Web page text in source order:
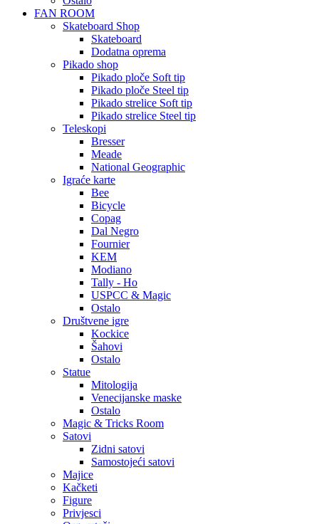
FAN ROOM
Skateboard Shop
Skateboard
Dodatna oprema
Pikado shop
Pikado ploče Soft tip
Pikado ploče Steel tip
Pikado strelice Soft tip
Pikado strelice Steel tip
Teleskopi
Bresser
Meade
National Geographic
Igraće karte
Bee
Bicycle
Copag
Dal Negro
Fournier
KEM
Modiano
Tally - Ho
USPCC & Magic
Ostalo
Društvene igre
Kockice
Šahovi
Ostalo
Statue
Mitologija
Venecijanske maske
Ostalo
Magic & Tricks Room
Satovi
Zidni satovi
Samostojeći satovi
Majice
Kačketi
Figure
Privjesci